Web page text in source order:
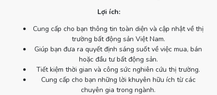
Lợi ích:
Cung cấp cho bạn thông tin toàn diện và cập nhật về thị
trường bất động sản Việt Nam.
Giúp bạn đưa ra quyết định sáng suốt về việc mua, bán
hoặc đầu tư bất động sản.
Tiết kiệm thời gian và công sức nghiên cứu thị trường.
Cung cấp cho bạn những lời khuyên hữu ích từ các
chuyên gia trong ngành.